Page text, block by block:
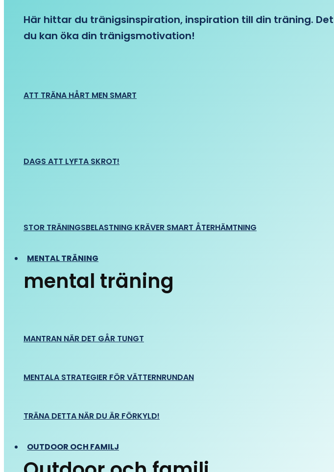
Här hittar du tränigsinspiration, inspiration till din träning.
du kan öka din tränigsmotivation!
ATT TRÄNA HÅRT MEN SMART
DAGS ATT LYFTA SKROT!
STOR TRÄNINGSBELASTNING KRÄVER SMART ÅTERHÄMTNING
MENTAL TRÄNING
mental träning
MANTRAN NÄR DET GÅR TUNGT
MENTALA STRATEGIER FÖR VÄTTERNRUNDAN
TRÄNA DETTA NÄR DU ÄR FÖRKYLD!
OUTDOOR OCH FAMILJ